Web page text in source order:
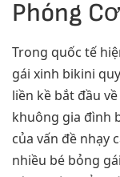
Phóng
Trong quốc tế
gái xinh bikini
liền kề bắt đầu
khuông gia đình
của vấn đề nhạy
nhiều bé bỏng